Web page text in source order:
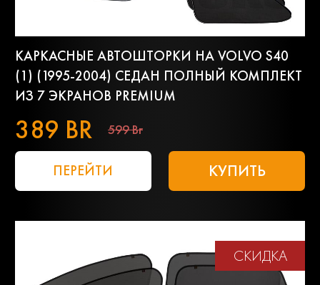
КАРКАСНЫЕ АВТОШТОРКИ НА VOLVO S40
(1) (1995-2004) СЕДАН ПОЛНЫЙ КОМПЛЕКТ
ИЗ 7 ЭКРАНОВ PREMIUM
389 BR 599 Br
ПЕРЕЙТИ КУПИТЬ
СКИДКА